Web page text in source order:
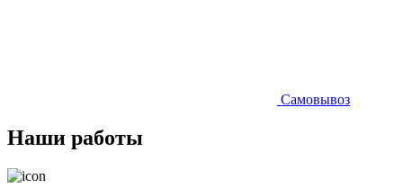
Самовывоз
Наши работы